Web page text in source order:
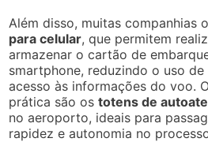
Além disso, muitas companhias
para celular, que permitem
armazenar o cartão de
smartphone, reduzindo o uso
acesso às informações do voo.
prática são ostotens de
no aeroporto, ideais para
rapidez e autonomia no